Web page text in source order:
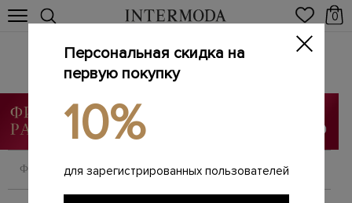
0
SALE
Главная / Мужчинам
ФИЛЬТРОВАТЬ СОРТИРОВАТЬ
Персональная скидка на
первую покупку
10%
для зарегистрированных пользователей